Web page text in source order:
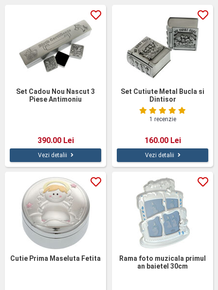
Set Cadou Nou Nascut 3
Piese Antimoniu
390.00 Lei
Vezi detalii
Set Cutiute Metal Bucla si
Dintisor
1 recenzie
160.00 Lei
Vezi detalii
Cutie Prima Maseluta Fetita
Rama foto muzicala primul
an baietel 30cm